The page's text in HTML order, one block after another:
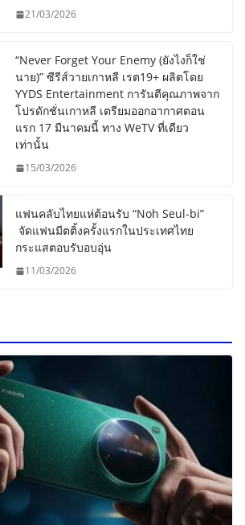
21/03/2026
“Never Forget Your Enemy (ยังไงก็ใช่
นาย)” ซีรีส์วายเกาหลี เรต19+ ผลิตโดย
YYDS Entertainment การันตีคุณภาพจาก
โปรดักชั่นเกาหลี เตรียมออกอากาศตอน
แรก 17 มีนาคมนี้ ทาง WeTV ที่เดียว
เท่านั้น
15/03/2026
แฟนคลับไทยแห่ต้อนรับ “Noh Seul-bi”
จัดแฟนมีตติ้งครั้งแรกในประเทศไทย
กระแสตอบรับอบอุ่น
11/03/2026